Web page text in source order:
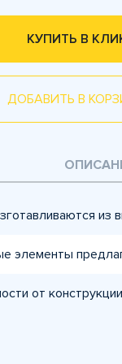
КУПИТЬ В
ДОБАВИТЬ В
из
элементы
от